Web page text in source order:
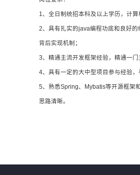
1、全日制统招本科及以上学历，计
2、具有扎实的java编程功底和良好
背后实现机制；
3、精通主流开发框架经验，精通一
4、具有一定的大中型项目参与经验
5、熟悉Spring、Mybatis等开源框架
思路清晰。